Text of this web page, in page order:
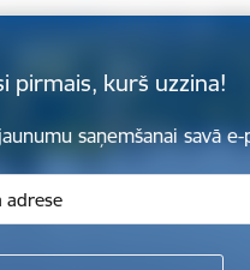
pirmais, kurš uzzina!
saņemšanai savā e-